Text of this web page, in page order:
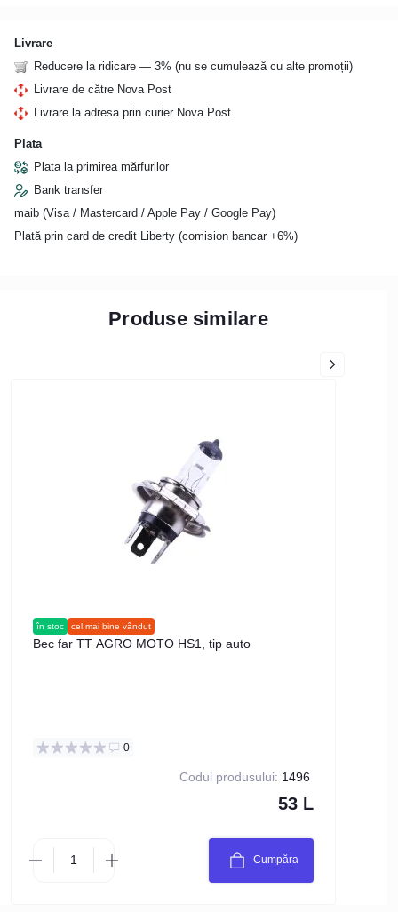
Livrare
Reducere la ridicare — 3% (nu se cumulează cu alte promoții)
Livrare de către Nova Post
Livrare la adresa prin curier Nova Post
Plata
Plata la primirea mărfurilor
Bank transfer
maib (Visa / Mastercard / Apple Pay / Google Pay)
Plată prin card de credit Liberty (comision bancar +6%)
Produse similare
în stoc cel mai bine vândut
Bec far TT AGRO MOTO HS1, tip auto
0
Codul produsului: 1496
53 L
Cumpăra